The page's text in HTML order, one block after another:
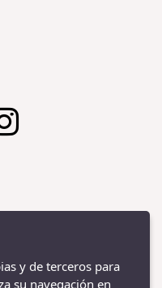
y de terceros para
su navegación en